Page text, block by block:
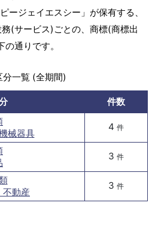
ージェイエスシー」が保有する、
(サービス)ごとの、商標(商標出
通りです。
分一覧 (全期間)
件数
械器具
4 件
3 件
不動産
3 件